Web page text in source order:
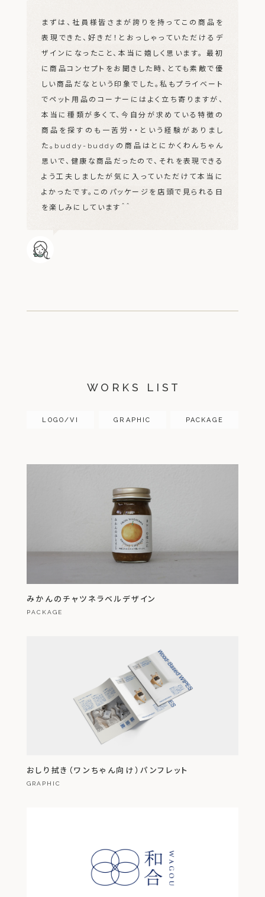
まずは、社員様皆さまが誇りを持ってこの商品を
表現できた、好きだ！とおっしゃっていただけるデ
ザインになったこと、本当に嬉しく思います。
最初
に商品コンセプトをお聞きした時、とても素敵で優
しい商品だなという印象でした。私もプライベート
でペット用品のコーナーにはよく立ち寄りますが、
本当に種類が多くて、今自分が求めている特徴の
商品を探すのも一苦労・・という経験がありまし
た。 buddy-buddyの商品はとにかくわんちゃん
思いで、健康な商品だったので、それを表現できる
よう工夫しましたが気に入っていただけて本当に
よかったです。このパッケージを店頭で見られる日
を楽しみにしています＾＾
WORKS LIST
LOGO/VI GRAPHIC PACKAGE
みかんのチャツネラベルデザイン
PACKAGE
おしり拭き（ワンちゃん向け）パンフレット
GRAPHIC